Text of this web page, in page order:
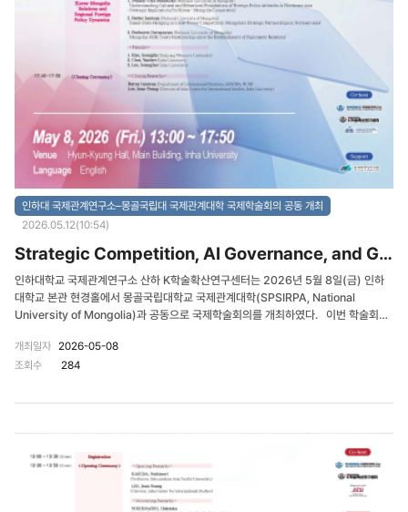
인하대 국제관계연구소–몽골국립대 국제관계대학 국제학술회의 공동 개최
2026.05.12(10:54)
Strategic Competition, AI Governance, and Geoeconomic Transformation in Northeast Asia: Implicati...
인하대학교 국제관계연구소 산하 K학술확산연구센터는 2026년 5월 8일(금) 인하
대학교 본관 현경홀에서 몽골국립대학교 국제관계대학(SPSIRPA, National
University of Mongolia)과 공동으로 국제학술회의를 개최하였다. 이번 학술회의
Transformation in Northeast Asia: Implications for Korea–Mongolia
Cooperation”를 주제로 진행되었으며, 최근 동북아 지역에서 심화되고 있는 전략 경
력 방향을 모색할 수 있는지를 논의하기 위해 마련되었다. 특히 이번 학술회의는 급
이슈들이 동북아 질서와 한–몽 협력에 미치는 영향을 종합적으로 검토하였다는 점에
서 의미를 가진다. 또한 인하대학교 국제관계연구소와 몽골국립대학교 국제관계대학
간 20여 년간 이어져 온 학술교류와 협력 관계를 바탕으로 개최된 행사로서 양 기관
간 지속적인 연구 네트워크 확대와 학술협력 심화의 계기가 되었다. 개회식에서는 인
하대학교 국제관계연구소 이진영 소장과 몽골국립대학교 국제관계학과장 Munkh-
개최일자 2026-05-08
조회수
284